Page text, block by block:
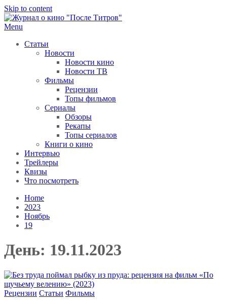
Skip to content
Menu
Статьи
Новости
Новости кино
Новости ТВ
Фильмы
Рецензии
Топы фильмов
Сериалы
Обзоры
Рекапы
Топы сериалов
Книги о кино
Интервью
Трейлеры
Квизы
Что посмотреть
Home
2023
Ноябрь
19
День: 19.11.2023
Рецензии Статьи Фильмы